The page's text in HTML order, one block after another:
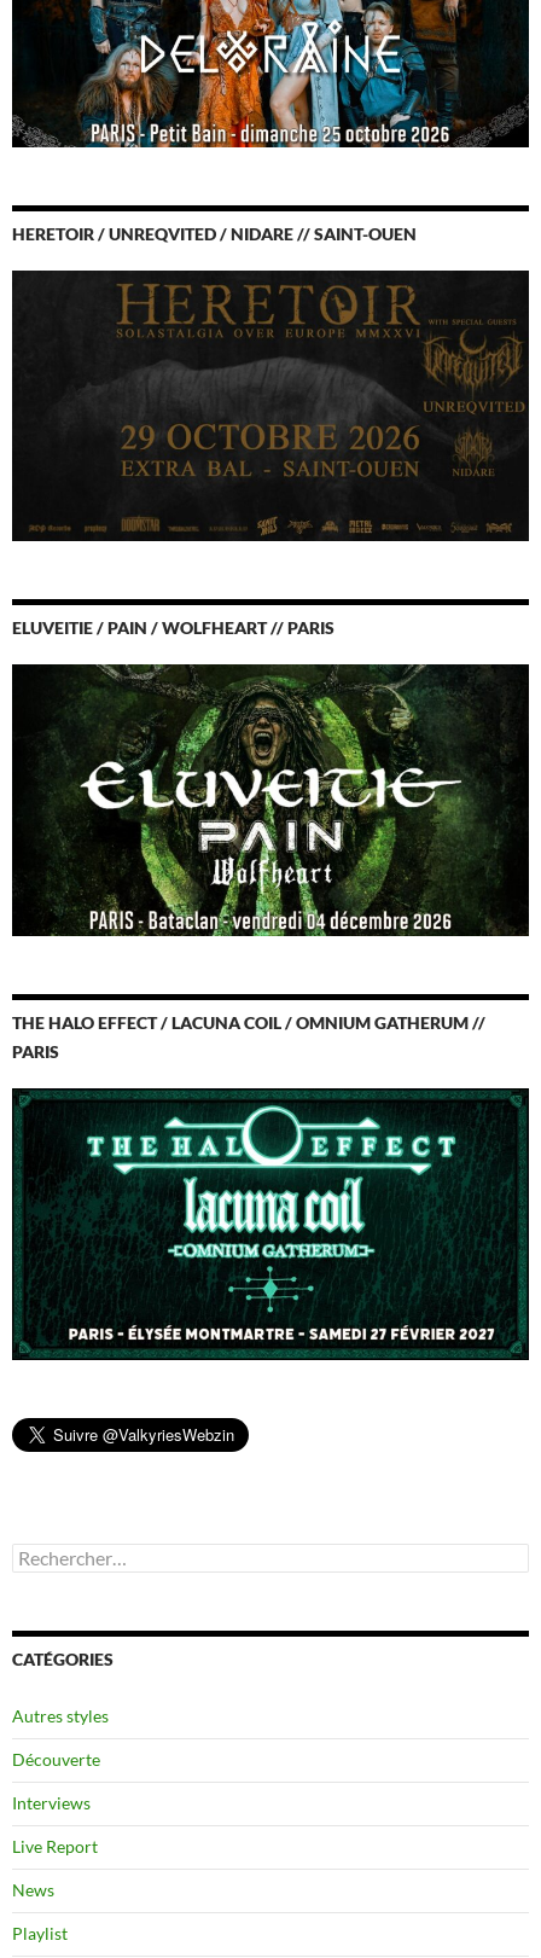
HERETOIR / UNREQVITED / NIDARE // SAINT-OUEN
ELUVEITIE / PAIN / WOLFHEART // PARIS
THE HALO EFFECT / LACUNA COIL / OMNIUM GATHERUM //
PARIS
Rechercher :
CATÉGORIES
Autres styles
Découverte
Interviews
Live Report
News
Playlist